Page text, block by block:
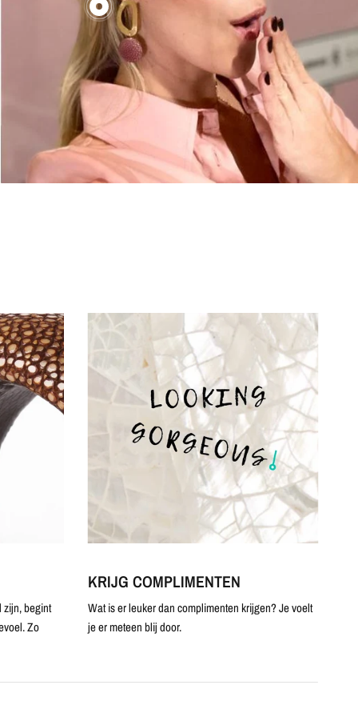
€130,00
zijn, begint
Zo
KRIJG COMPLIMENTEN
Wat is er leuker dan complimenten krijgen? Je voelt
je er meteen blij door.